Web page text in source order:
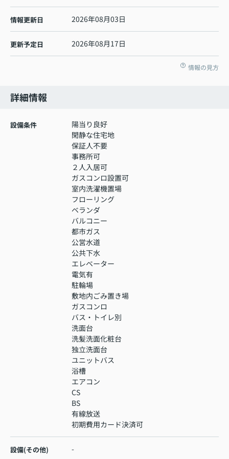
情報更新日 2026年08月03日
更新予定日 2026年08月17日
情報の見方
詳細情報
設備条件
陽当り良好
閑静な住宅地
保証人不要
事務所可
２人入居可
ガスコンロ設置可
室内洗濯機置場
フローリング
ベランダ
バルコニー
都市ガス
公営水道
公共下水
エレベーター
電気有
駐輪場
敷地内ごみ置き場
ガスコンロ
バス・トイレ別
洗面台
洗髪洗面化粧台
独立洗面台
ユニットバス
浴槽
エアコン
CS
BS
有線放送
初期費用カード決済可
設備(その他) -